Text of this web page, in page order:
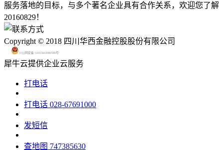
服务落地的目标，与多个著名企业具有合作关系，欢迎您了解
20160829！
Copyright © 2018 四川华西金融控股股份有限公司
川公网安备 51015602000580号
犀牛云提供企业云服务
打电话
打电话 028-67691000
发短信
查地图 747385630